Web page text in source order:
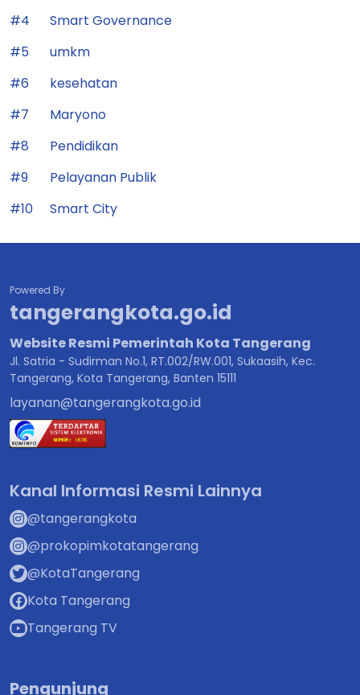
#4
Smart Governance
#5
umkm
#6
kesehatan
#7
Maryono
#8
Pendidikan
#9
Pelayanan Publik
#10
Smart City
Powered By
tangerangkota.go.id
Website Resmi Pemerintah Kota Tangerang
Jl. Satria - Sudirman No.1, RT.002/RW.001, Sukaasih, Kec.
Tangerang, Kota Tangerang, Banten 15111
layanan@tangerangkota.go.id
Kanal Informasi Resmi Lainnya
@tangerangkota
@prokopimkotatangerang
@KotaTangerang
Kota Tangerang
Tangerang TV
Pengunjung